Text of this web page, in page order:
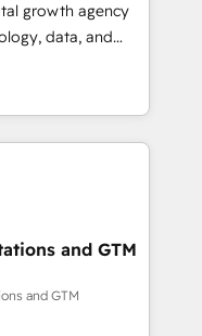
growth agency
data, and
Founded in
LATAM, and
in building
success
human insight
designs solutions
and
EMEA Impact
and GTM
and GTM